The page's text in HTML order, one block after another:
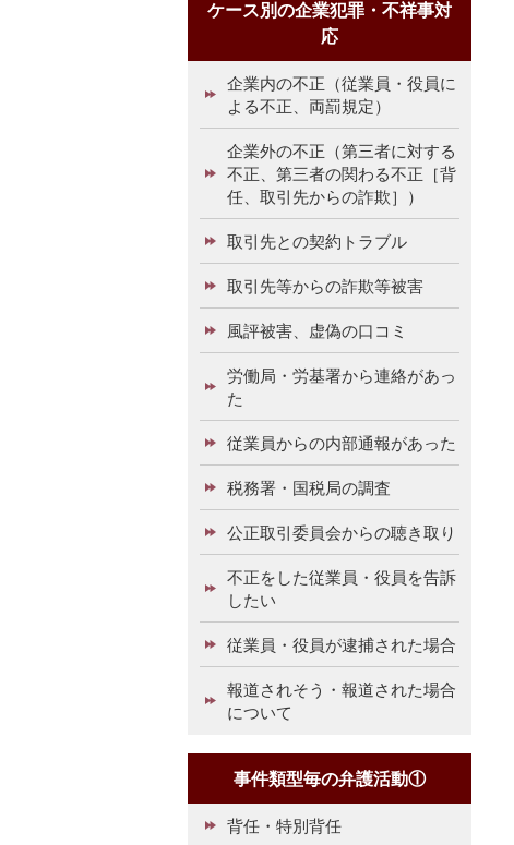
ケース別の企業犯罪・不祥事対
応
企業内の不正（従業員・役員に
よる不正、両罰規定）
企業外の不正（第三者に対する
不正、第三者の関わる不正［背
任、取引先からの詐欺］）
取引先との契約トラブル
取引先等からの詐欺等被害
風評被害、虚偽の口コミ
労働局・労基署から連絡があっ
た
従業員からの内部通報があった
税務署・国税局の調査
公正取引委員会からの聴き取り
不正をした従業員・役員を告訴
したい
従業員・役員が逮捕された場合
報道されそう・報道された場合
について
事件類型毎の弁護活動①
背任・特別背任